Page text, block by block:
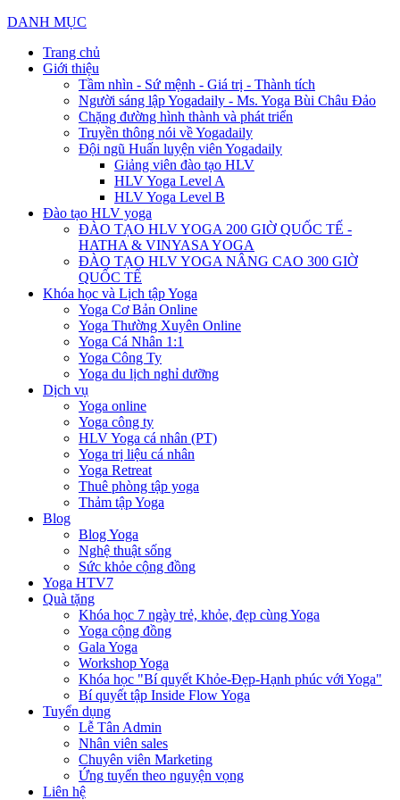
DANH MỤC
Trang chủ
Giới thiệu
Tầm nhìn - Sứ mệnh - Giá trị - Thành tích
Người sáng lập Yogadaily - Ms. Yoga Bùi Châu Đảo
Chặng đường hình thành và phát triển
Truyền thông nói về Yogadaily
Đội ngũ Huấn luyện viên Yogadaily
Giảng viên đào tạo HLV
HLV Yoga Level A
HLV Yoga Level B
Đào tạo HLV yoga
ĐÀO TẠO HLV YOGA 200 GIỜ QUỐC TẾ -
HATHA & VINYASA YOGA
ĐÀO TẠO HLV YOGA NÂNG CAO 300 GIỜ
QUỐC TẾ
Khóa học và Lịch tập Yoga
Yoga Cơ Bản Online
Yoga Thường Xuyên Online
Yoga Cá Nhân 1:1
Yoga Công Ty
Yoga du lịch nghỉ dưỡng
Dịch vụ
Yoga online
Yoga công ty
HLV Yoga cá nhân (PT)
Yoga trị liệu cá nhân
Yoga Retreat
Thuê phòng tập yoga
Thảm tập Yoga
Blog
Blog Yoga
Nghệ thuật sống
Sức khỏe cộng đồng
Yoga HTV7
Quà tặng
Khóa học 7 ngày trẻ, khỏe, đẹp cùng Yoga
Yoga cộng đồng
Gala Yoga
Workshop Yoga
Khóa học "Bí quyết Khỏe-Đẹp-Hạnh phúc với Yoga"
Bí quyết tập Inside Flow Yoga
Tuyển dụng
Lễ Tân Admin
Nhân viên sales
Chuyên viên Marketing
Ứng tuyển theo nguyện vọng
Liên hệ